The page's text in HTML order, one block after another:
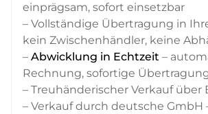
einprägsam, sofort einsetzbar
– Vollständige Übertragung in
kein Zwischenhändler, keine
– Abwicklung in Echtzeit –
Rechnung, sofortige
– Treuhänderischer Verkauf über
– Verkauf durch deutsche GmbH